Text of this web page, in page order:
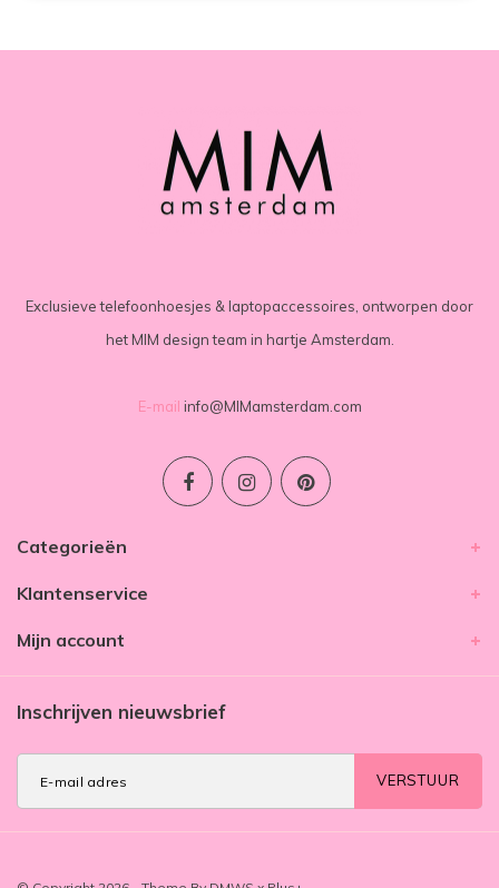
Exclusieve telefoonhoesjes & laptopaccessoires, ontworpen door
het MIM design team in hartje Amsterdam.
E-mail info@MIMamsterdam.com
Categorieën
Klantenservice
Mijn account
Inschrijven nieuwsbrief
VERSTUUR